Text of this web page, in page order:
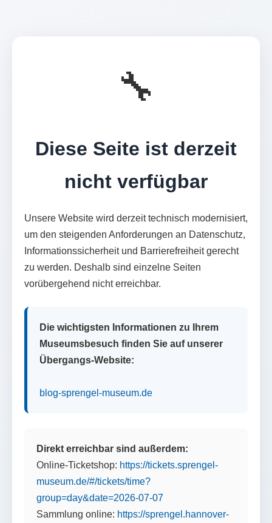
🔧
Diese Seite ist derzeit
nicht verfügbar
Unsere Website wird derzeit technisch modernisiert,
um den steigenden Anforderungen an Datenschutz,
Informationssicherheit und Barrierefreiheit gerecht
zu werden. Deshalb sind einzelne Seiten
vorübergehend nicht erreichbar.
Die wichtigsten Informationen zu Ihrem
Museumsbesuch finden Sie auf unserer
Übergangs-Website:
blog-sprengel-museum.de
Direkt erreichbar sind außerdem:
Online-Ticketshop: https://tickets.sprengel-
museum.de/#/tickets/time?
group=day&date=2026-07-07
Sammlung online: https://sprengel.hannover-